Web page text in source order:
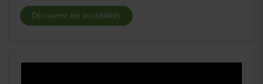
Découvrez les possibilités